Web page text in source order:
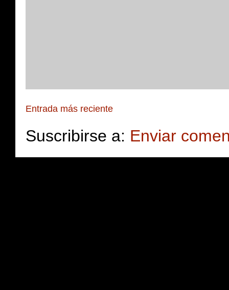
Entrada más reciente
Suscribirse a: Enviar